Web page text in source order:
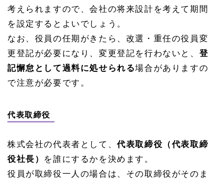
考えられますので、会社の将来設計を考えて期間
を設定するとよいでしょう。
なお、役員の任期がきたら、改選・重任の役員変
更登記が必要になり、変更登記を行わないと、 登
記懈怠として過料に処せられる場合がありますの
で注意が必要です。
代表取締役
株式会社の代表者として、代表取締役（代表取締
役社長） を誰にするかを決めます。
役員が取締役一人の場合は、その取締役がそのま